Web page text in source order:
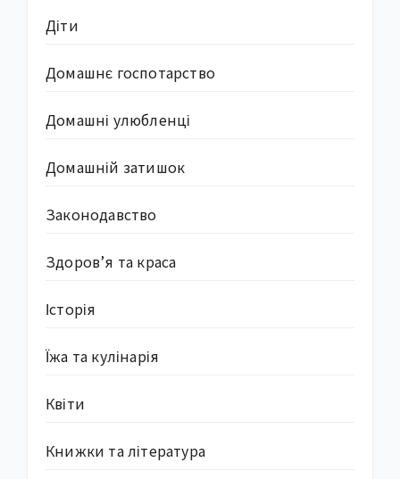
Діти
Домашнє госпотарство
Домашні улюбленці
Домашній затишок
Законодавство
Здоров’я та краса
Історія
Їжа та кулінарія
Квіти
Книжки та література